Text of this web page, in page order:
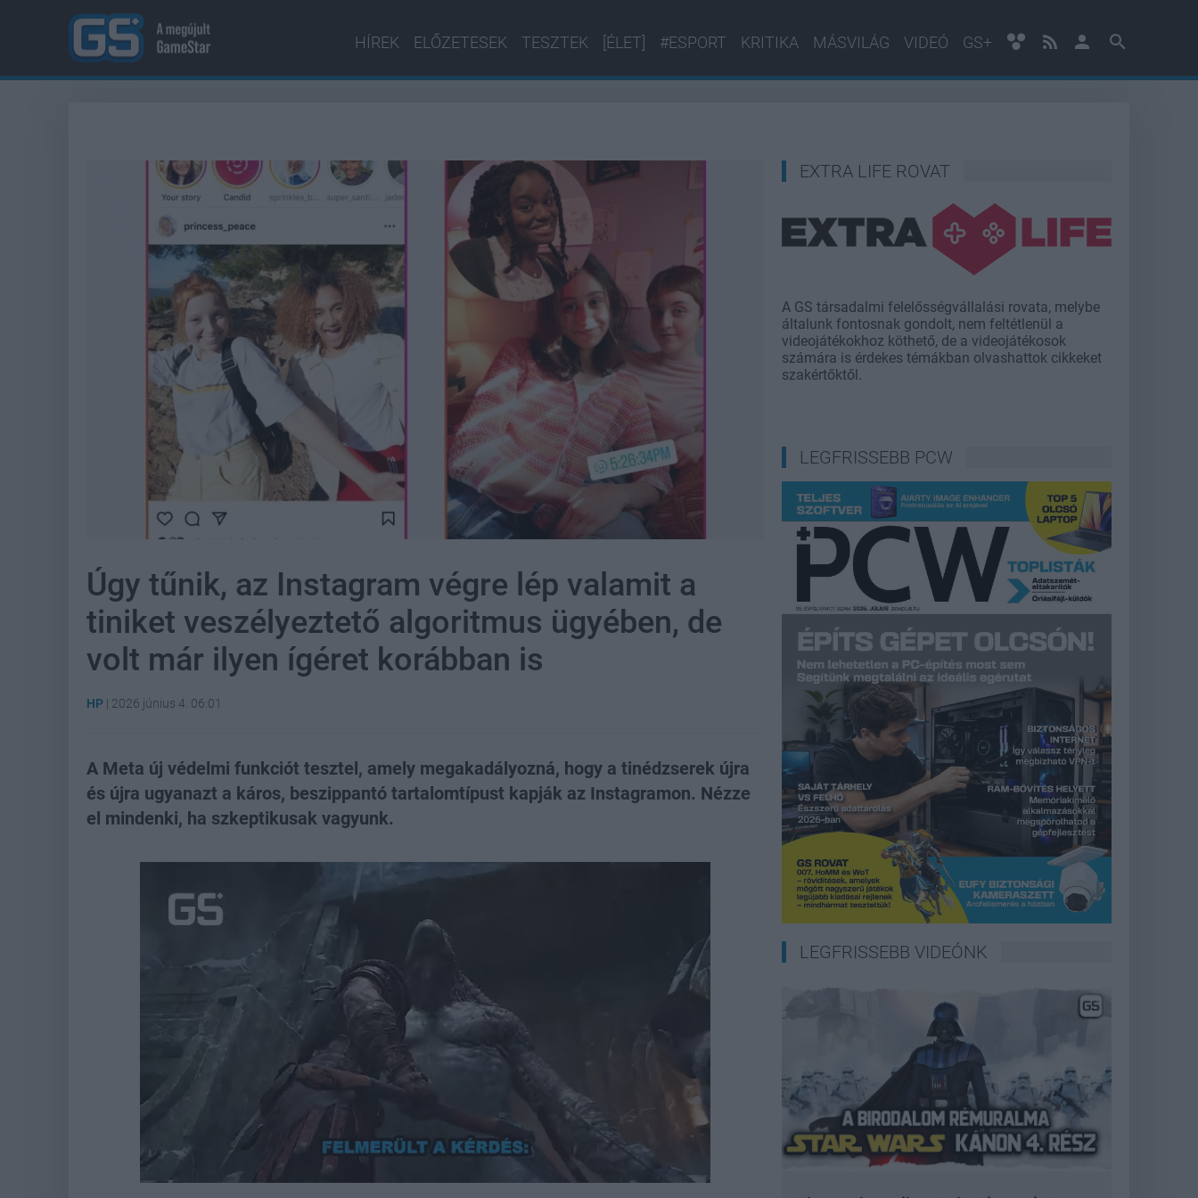
HÍREK ELŐZETESEK TESZTEK [ÉLET] #ESPORT KRITIKA MÁSVILÁG VIDEÓ GS+
Úgy tűnik, az Instagram végre lép valamit a
tiniket veszélyeztető algoritmus ügyében, de
volt már ilyen ígéret korábban is
HP | 2026 június 4. 06:01
A Meta új védelmi funkciót tesztel, amely megakadályozná, hogy a tinédzserek újra
és újra ugyanazt a káros, beszippantó tartalomtípust kapják az Instagramon. Nézze
el mindenki, ha szkeptikusak vagyunk.
21.86%
EXTRA LIFE ROVAT
A GS társadalmi felelősségvállalási rovata, melybe
általunk fontosnak gondolt, nem feltétlenül a
videojátékokhoz köthető, de a videojátékosok
számára is érdekes témákban olvashattok cikkeket
szakértőktől.
LEGFRISSEBB PCW
LEGFRISSEBB VIDEÓNK